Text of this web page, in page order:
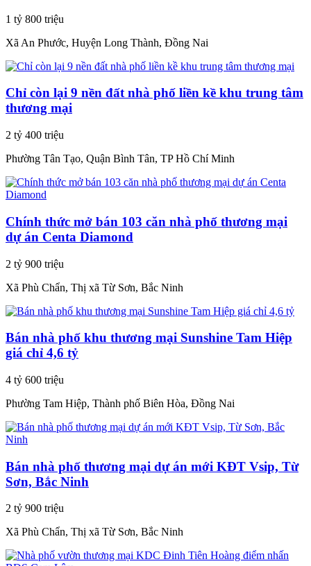
1 tỷ 800 triệu
Xã An Phước, Huyện Long Thành, Đồng Nai
Chỉ còn lại 9 nền đất nhà phố liền kề khu trung tâm
thương mại
2 tỷ 400 triệu
Phường Tân Tạo, Quận Bình Tân, TP Hồ Chí Minh
Chính thức mở bán 103 căn nhà phố thương mại
dự án Centa Diamond
2 tỷ 900 triệu
Xã Phù Chẩn, Thị xã Từ Sơn, Bắc Ninh
Bán nhà phố khu thương mại Sunshine Tam Hiệp
giá chỉ 4,6 tỷ
4 tỷ 600 triệu
Phường Tam Hiệp, Thành phố Biên Hòa, Đồng Nai
Bán nhà phố thương mại dự án mới KĐT Vsip, Từ
Sơn, Bắc Ninh
2 tỷ 900 triệu
Xã Phù Chẩn, Thị xã Từ Sơn, Bắc Ninh